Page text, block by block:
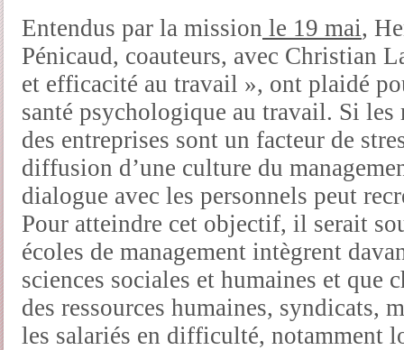
Entendus par la mission le 19 mai,
Pénicaud, coauteurs, avec Christian
et efficacité au travail », ont plaidé
santé psychologique au travail. Si
des entreprises sont un facteur de
diffusion d’une culture du
dialogue avec les personnels peut
Pour atteindre cet objectif, il serait
écoles de management intègrent
sciences sociales et humaines et que
des ressources humaines, syndicats,
les salariés en difficulté, notamment